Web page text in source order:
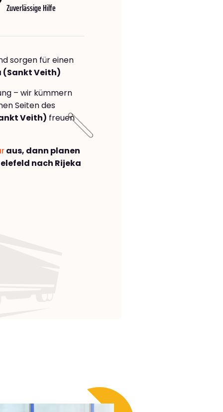
Zuverlässige Hilfe
sorgen für einen
(Sankt Veith)
– wir kümmern
Seiten des
Veith) freuen
aus, dann planen
nach Rijeka